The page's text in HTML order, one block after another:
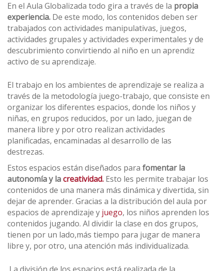
En el Aula Globalizada todo gira a través de la propia
experiencia. De este modo, los contenidos deben ser
trabajados con actividades manipulativas, juegos,
actividades grupales y actividades experimentales y de
descubrimiento convirtiendo al niño en un aprendiz
activo de su aprendizaje.
El trabajo en los ambientes de aprendizaje se realiza a
través de la metodología juego-trabajo, que consiste en
organizar los diferentes espacios, donde los niños y
niñas, en grupos reducidos, por un lado, juegan de
manera libre y por otro realizan actividades
planificadas, encaminadas al desarrollo de las
destrezas.
Estos espacios están diseñados para fomentar la
autonomía y lacreatividad. Esto les permite trabajar los
contenidos de una manera más dinámica y divertida, sin
dejar de aprender. Gracias a la distribución del aula por
espacios de aprendizaje y juego, los niños aprenden los
contenidos jugando. Al dividir la clase en dos grupos,
tienen por un lado,más tiempo para jugar de manera
libre y, por otro, una atención más individualizada.